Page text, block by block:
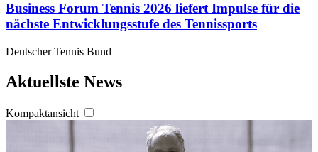
Business Forum Tennis 2026 liefert Impulse für die
nächste Entwicklungsstufe des Tennissports
Deutscher Tennis Bund
Aktuellste News
Kompaktansicht